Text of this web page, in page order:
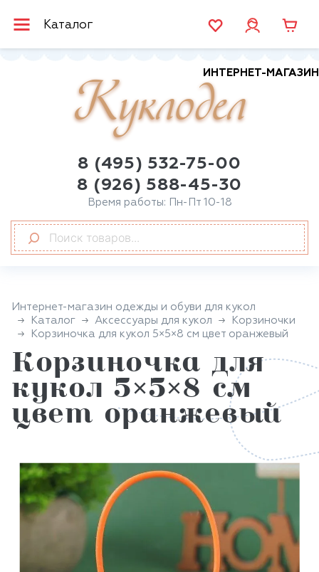
Каталог
ИНТЕРНЕТ-МАГАЗИН
Куклодел
8 (495) 532-75-00
8 (926) 588-45-30
Время работы: Пн-Пт 10-18
Интернет-магазин одежды и обуви для кукол
Каталог
Аксессуары для кукол
Корзиночки
Корзиночка для кукол 5×5×8 см цвет оранжевый
Корзиночка для
кукол 5×5×8 см
цвет оранжевый